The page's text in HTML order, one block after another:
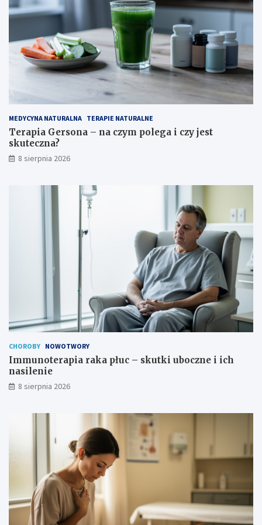
?
y
j
s
e
c
z
n
a
?
MEDYCYNA NATURALNA TERAPIE NATURALNE
Terapia Gersona – na czym polega i czy jest
skuteczna?
8 sierpnia 2026
CHOROBY NOWOTWORY
Immunoterapia raka płuc – skutki uboczne i ich
nasilenie
8 sierpnia 2026